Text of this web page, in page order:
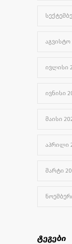
ᲐᲒᲕᲘᲡᲢᲝ
ᲘᲕᲚᲘᲡᲘ
ᲘᲕᲜᲘᲡᲘ
ᲛᲐᲘᲡᲘ
ᲐᲞᲠᲘᲚᲘ
ᲛᲐᲠᲢᲘ
ტეგები